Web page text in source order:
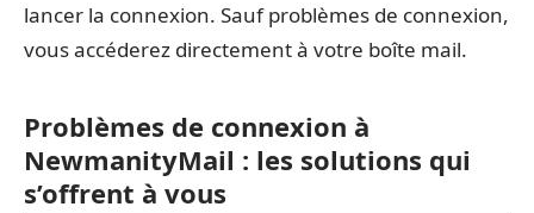
lancer la connexion. Sauf problèmes de connexion,
vous accéderez directement à votre boîte mail.
Problèmes de connexion à
NewmanityMail : les solutions qui
s’offrent à vous